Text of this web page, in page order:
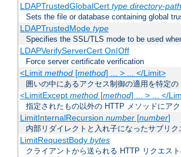
LDAPTrustedGlobalCert type directory-
Sets the file or database containing global
LDAPTrustedMode type
Specifies the SSL/TLS mode to be used
LDAPVerifyServerCert On|Off
Force server certificate verification
<Limit method[method] ... > ... </Limit>
囲いの中にあるアクセス制御の適用を特定
<LimitExcept method[method] ... > ... </
指定されたもの以外の HTTP メソッドにア
LimitInternalRecursion number[number]
内部リダイレクトと入れ子になったサブリ
LimitRequestBody bytes
クライアントから送られる HTTP リクエス